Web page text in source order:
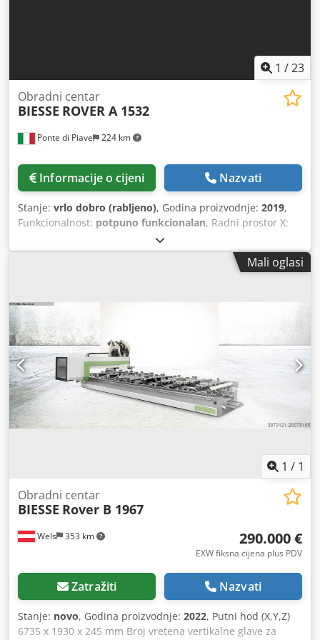
1 /23
Ponte di Piave 224 km
Obradni centar
BIESSE ROVER A 1532
Informacije o cijeni Nazvati
Stanje: vrlo dobro (rabljeno), Godina proizvodnje: 2019,
Funkcionalnost: potpuno funkcionalan, Radni prostor X:
3200 mm Radni prostor Y: 1450 mm Električni vreteno s 4
osi Glodala za vertikalno bušenje: 10 Dedpozm Nbhofx
Aqwswa Glodala za horizontalno bušenje X: 4 Glodala za
ugrađena Rotirajući sustav za izmjenu alata s cca 16
pozicija Radna ploča s 6 šipki Softver: Biesse bSolid Vakum
pumpa Becker Picchio 2200, kapaciteta 90 m3/h Sigurnosni
tepisi Bočne zaštitne mreže Težina cca 3420 kg. Samo 3763
radna sata električnog vretena 38 sati rada bušilice i 1100
sati rada horizontalnog motora za obradu vrata Dostupno
krajem 2026. godine
Mali oglasi
1 / 1
Wels 353 km
Obradni centar
BIESSE Rover B 1967
290.000 €
EXW fiksna cijena plus PDV
Zatražiti Nazvati
Stanje: novo, Godina proizvodnje: 2022, Putni hod (X,Y,Z)
6735 x 1930 x 245 mm Broj vretena vertikalne glave za